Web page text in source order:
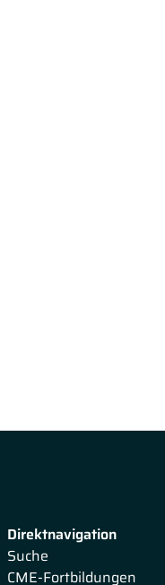
Direktnavigation
Suche
CME-Fortbildungen